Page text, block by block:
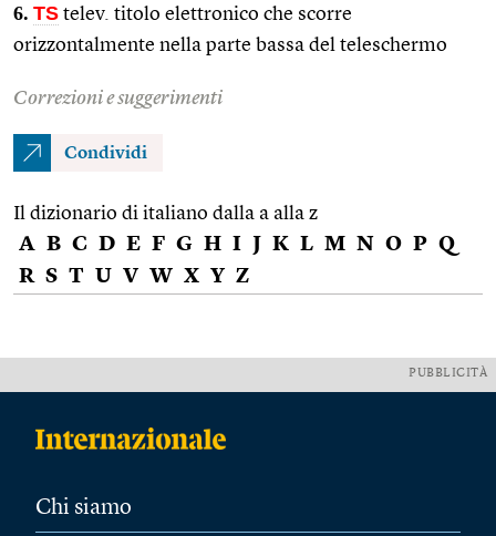
6. TS telev. titolo elettronico che scorre
orizzontalmente nella parte bassa del teleschermo
Correzioni e suggerimenti
Condividi
Il dizionario di italiano dalla a alla z
A B C D E F G H I J K L M N O P Q
R S T U V W X Y Z
PUBBLICITÀ
Chi siamo